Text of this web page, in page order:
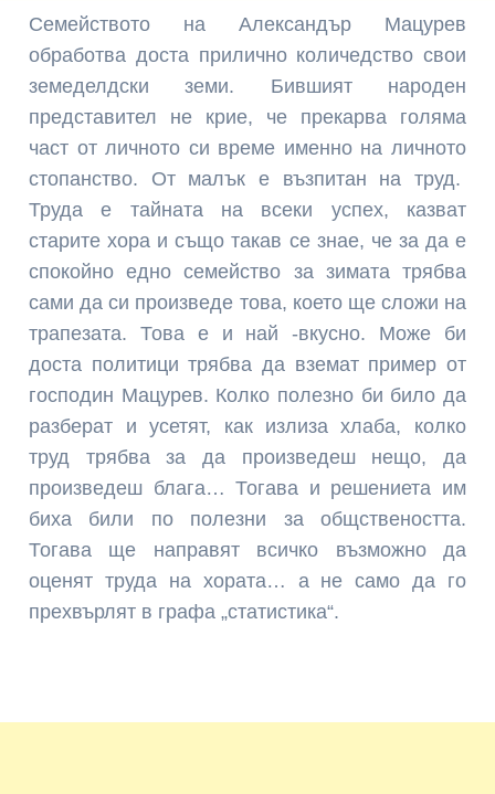
Семейството на Александър Мацурев
обработва доста прилично количедство свои
земеделдски земи. Бившият народен
представител не крие, че прекарва голяма
част от личното си време именно на личното
стопанство. От малък е възпитан на труд.
Труда е тайната на всеки успех, казват
старите хора и също такав се знае, че за да е
спокойно едно семейство за зимата трябва
сами да си произведе това, което ще сложи на
трапезата. Това е и най -вкусно. Може би
доста политици трябва да вземат пример от
господин Мацурев. Колко полезно би било да
разберат и усетят, как излиза хлаба, колко
труд трябва за да произведеш нещо, да
произведеш блага… Тогава и решениета им
биха били по полезни за общствеността.
Тогава ще направят всичко възможно да
оценят труда на хората… а не само да го
прехвърлят в графа „статистика“.